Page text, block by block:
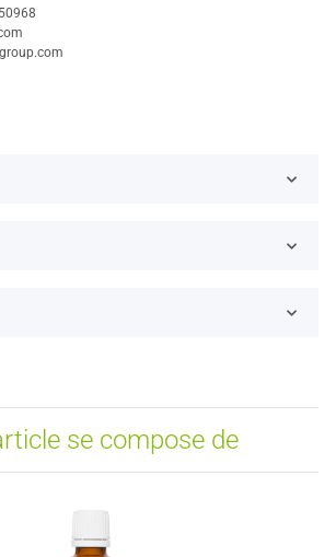
se compose de